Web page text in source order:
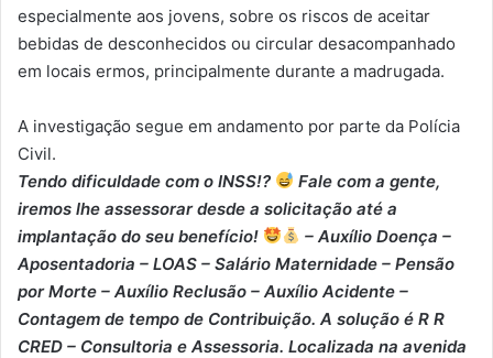
especialmente aos jovens, sobre os riscos de aceitar
bebidas de desconhecidos ou circular desacompanhado
em locais ermos, principalmente durante a madrugada.
A investigação segue em andamento por parte da Polícia
Civil.
Tendo dificuldade com o INSS!?
Fale com a gente,
iremos lhe assessorar desde a solicitação até a
implantação do seu benefício!
– Auxílio Doença –
⁠Aposentadoria – ⁠LOAS – ⁠Salário Maternidade – ⁠Pensão
por Morte – ⁠Auxílio Reclusão – ⁠Auxílio Acidente –
⁠Contagem de tempo de Contribuição. A solução é R R
CRED – Consultoria e Assessoria. Localizada na avenida